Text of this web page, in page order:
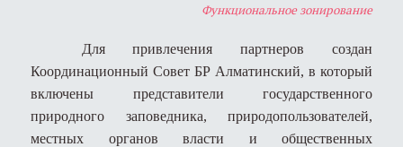
Функциональное зонирование
Для привлечения партнеров создан
Координационный Совет БР Алматинский, в который
включены представители государственного
природного заповедника, природопользователей,
местных органов власти и общественных